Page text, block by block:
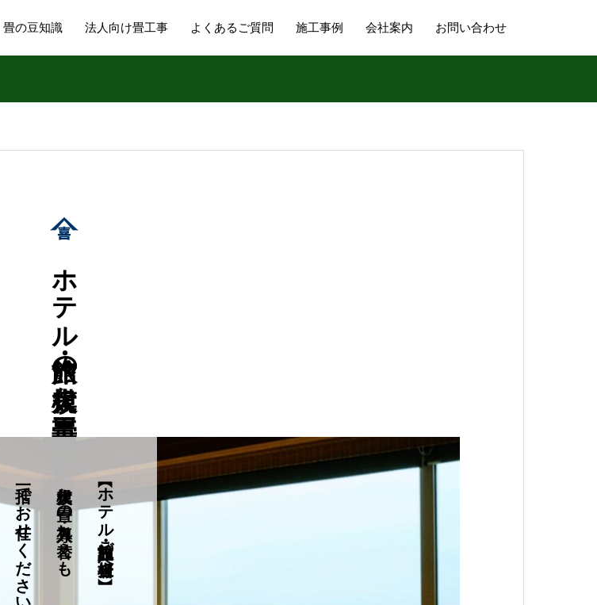
畳の豆知識 法人向け畳工事 よくあるご質問 施工事例 会社案内 お問い合わせ
ホテル・旅館の大規模な畳工事
【ホテル・旅館・施設ご担当者様へ】
大規模な畳の導入・入れ替えも
一括でお任せください